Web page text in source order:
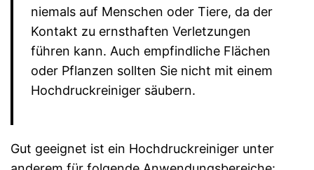
niemals auf Menschen oder Tiere, da der
Kontakt zu ernsthaften Verletzungen
führen kann. Auch empfindliche Flächen
oder Pflanzen sollten Sie nicht mit einem
Hochdruckreiniger säubern.
Gut geeignet ist ein Hochdruckreiniger unter